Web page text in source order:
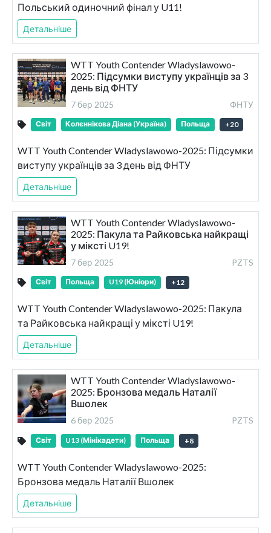
Польський одиночний фінал у U11!
Детальніше
WTT Youth Contender Wladyslawowo-
2025: Підсумки виступу українців за 3
день від ФНТУ
7 бер 2025 ФНТУ
Світ Колєннікова Діана (Україна) Польща +20
WTT Youth Contender Wladyslawowo-2025: Підсумки
виступу українців за 3 день від ФНТУ
Детальніше
WTT Youth Contender Wladyslawowo-
2025: Пакула та Райковська найкращі
у міксті U19!
7 бер 2025 PZTS
Світ Польща U19 (Юніори) +12
WTT Youth Contender Wladyslawowo-2025: Пакула
та Райковська найкращі у міксті U19!
Детальніше
WTT Youth Contender Wladyslawowo-
2025: Бронзова медаль Наталії
Вшолек
6 бер 2025 PZTS
Світ U13 (Мінікадети) Польща +8
WTT Youth Contender Wladyslawowo-2025:
Бронзова медаль Наталії Вшолек
Детальніше